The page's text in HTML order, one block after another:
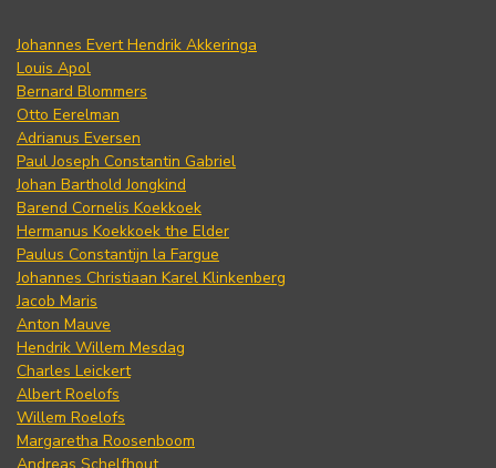
Johannes Evert Hendrik Akkeringa
Louis Apol
Bernard Blommers
Otto Eerelman
Adrianus Eversen
Paul Joseph Constantin Gabriel
Johan Barthold Jongkind
Barend Cornelis Koekkoek
Hermanus Koekkoek the Elder
Paulus Constantijn la Fargue
Johannes Christiaan Karel Klinkenberg
Jacob Maris
Anton Mauve
Hendrik Willem Mesdag
Charles Leickert
Albert Roelofs
Willem Roelofs
Margaretha Roosenboom
Andreas Schelfhout